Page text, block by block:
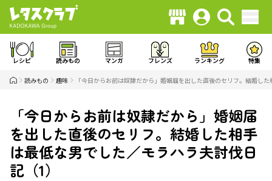
レシピ 読みもの マンガ フレンズ ランキング 特集
読みもの 趣味 「今日からお前は奴隷だから」婚姻届を出した直後のセリフ。結婚し
「今日からお前は奴隷だから」婚姻届
を出した直後のセリフ。結婚した相手
は最低な男でした／モラハラ夫討伐日
記（1）